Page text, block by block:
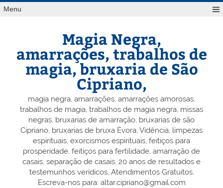
Skip
toMenu
Magia Negra,
amarrações, trabalhos de
magia, bruxaria de São
Cipriano,
magia negra, amarrações, amarrações amorosas,
trabalhos de magia, trabalhos de magia negra, missas
negras, bruxarias de amarração, bruxarias de são
Cipriano, bruxarias de bruxa Évora, Vidência, limpezas
espirituais, exorcismos espirituais, feitiços para
prosperidade, feitiços para fertilidade, amarração de
casais, separação de casais, 20 anos de resultados e
testemunhos verídicos, Atendimentos Gratuitos.
Escreva-nos para: altar.cipriano@gmail.com